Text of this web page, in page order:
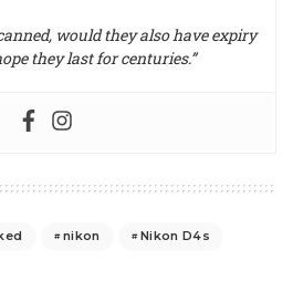
would they also have expiry
they last for centuries.”
nikon
Nikon D4s